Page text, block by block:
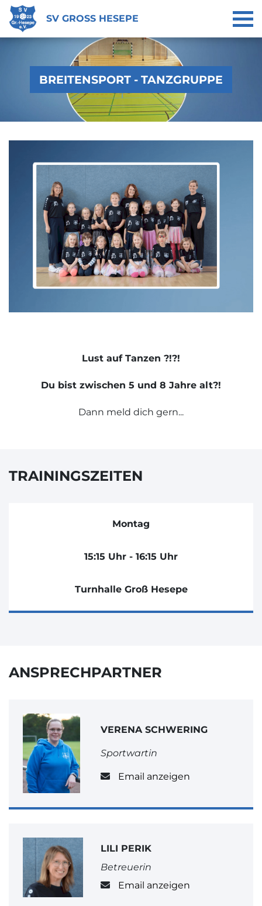
SV GROSS HESEPE
BREITENSPORT - TANZGRUPPE
Lust auf Tanzen ?!?!
Du bist zwischen 5 und 8 Jahre alt?!
Dann meld dich gern...
TRAININGSZEITEN
Montag
15:15 Uhr - 16:15 Uhr
Turnhalle Groß Hesepe
ANSPRECHPARTNER
VERENA SCHWERING
Sportwartin
Email anzeigen
LILI PERIK
Betreuerin
Email anzeigen